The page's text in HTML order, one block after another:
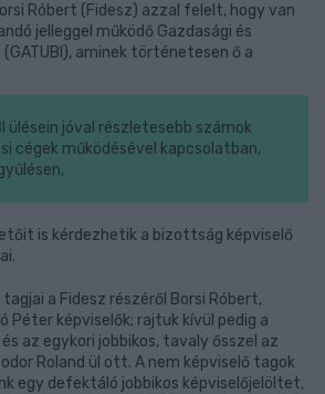
Róbert (Fidesz) azzal felelt, hogy van
jelleggel működő Gazdasági és
aminek történetesen ő a
ülésein jóval részletesebb számok
cégek működésével kapcsolatban,
is kérdezhetik a bizottság képviselő
a Fidesz részéről Borsi Róbert,
Péter képviselők; rajtuk kívül pedig a
az egykori jobbikos, tavaly ősszel az
Roland ül ott. A nem képviselő tagok
egy defektáló jobbikos képviselőjelöltet,